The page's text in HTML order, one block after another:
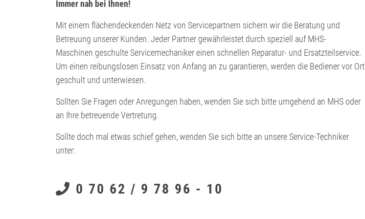
Immer nah bei Ihnen!
Mit einem flächendeckenden Netz von Servicepartnern sichern wir die Beratung und
Betreuung unserer Kunden. Jeder Partner gewährleistet durch speziell auf MHS-
Maschinen geschulte Servicemechaniker einen schnellen Reparatur- und Ersatzteilservice.
Um einen reibungslosen Einsatz von Anfang an zu garantieren, werden die Bediener vor Ort
geschult und unterwiesen.
Sollten Sie Fragen oder Anregungen haben, wenden Sie sich bitte umgehend an MHS oder
an Ihre betreuende Vertretung.
Sollte doch mal etwas schief gehen, wenden Sie sich bitte an unsere Service-Techniker
unter:
0 70 62 / 9 78 96 - 10